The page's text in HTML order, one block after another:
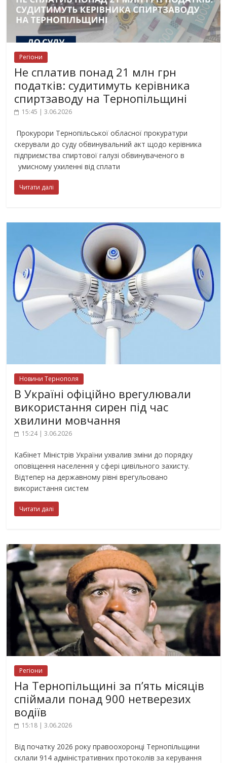
Регіони
Не сплатив понад 21 млн грн
податків: судитимуть керівника
спиртзаводу на Тернопільщині
15:45 | 3.06.2026
Прокурори Тернопільської обласної прокуратури
скерували до суду обвинувальний акт щодо керівника
підприємства спиртової галузі обвинуваченого в
умисному ухиленні від сплати
Читати далі
Новини Тернополя
В Україні офіційно врегулювали
використання сирен під час
хвилини мовчання
15:24 | 3.06.2026
Кабінет Міністрів України ухвалив зміни до порядку
оповіщення населення у сфері цивільного захисту.
Відтепер на державному рівні врегульовано
використання систем
Читати далі
Регіони
На Тернопільщині за п’ять місяців
спіймали понад 900 нетверезих
водіїв
15:18 | 3.06.2026
Від початку 2026 року правоохоронці Тернопільщини
склали 914 адміністративних протоколів за керування